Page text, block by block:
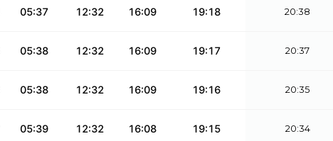
05:37 12:32 16:09 19:18 20:38
05:38 12:32 16:09 19:17 20:37
05:38 12:32 16:09 19:16 20:35
05:39 12:32 16:08 19:15 20:34